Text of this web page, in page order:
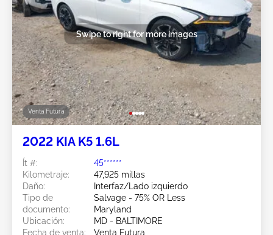
Venta Futura
Swipe to right for more images
2022 KIA K5 1.6L
Ít #:
45******
Kilometraje:
47,925 millas
Daño:
Interfaz/Lado izquierdo
Tipo de
documento:
Salvage - 75% OR Less
Maryland
Ubicación:
MD - BALTIMORE
Fecha de venta:
Venta Futura